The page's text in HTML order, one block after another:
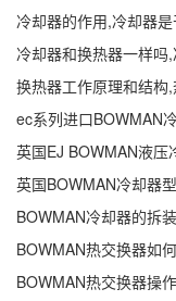
冷却器的作用,冷却器
冷却器和换热器一样吗
换热器工作原理和结构
ec系列进口BOWMAN
英国EJ BOWMAN液压
英国BOWMAN冷却器
BOWMAN冷却器的拆